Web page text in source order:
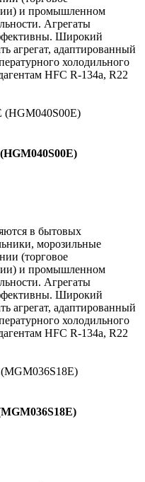
и промышленном
Агрегаты
Широкий
агрегат, адаптированный
холодильного
HFC R-134a, R22
в бытовых
морозильные
(торговое
и промышленном
Агрегаты
Широкий
агрегат, адаптированный
холодильного
HFC R-134a, R22